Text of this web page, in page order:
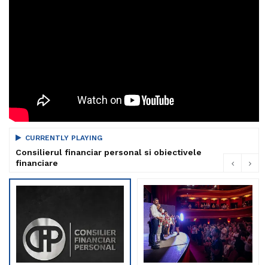
CURRENTLY PLAYING
Consilierul financiar personal si obiectivele
financiare